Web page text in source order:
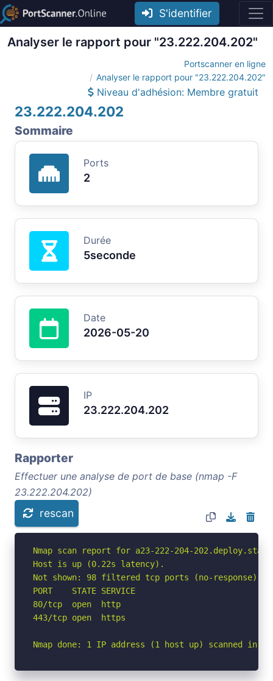
S'identifier
Analyser le rapport pour "23.222.204.202"
Portscanner en ligne
Analyser le rapport pour "23.222.204.202"
Niveau d'adhésion: Membre gratuit
23.222.204.202
Sommaire
Ports
2
Durée
5seconde
Date
2026-05-20
IP
23.222.204.202
Rapporter
Effectuer une analyse de port de base (nmap -F
23.222.204.202)
rescan
Nmap scan report for a23-222-204-
Host is up (0.22s latency).
Not shown: 98 filtered tcp ports (no-response)
PORT    STATE SERVICE
80/tcp  open  http
443/tcp open  https
Nmap done: 1 IP address (1 host up) scanned in